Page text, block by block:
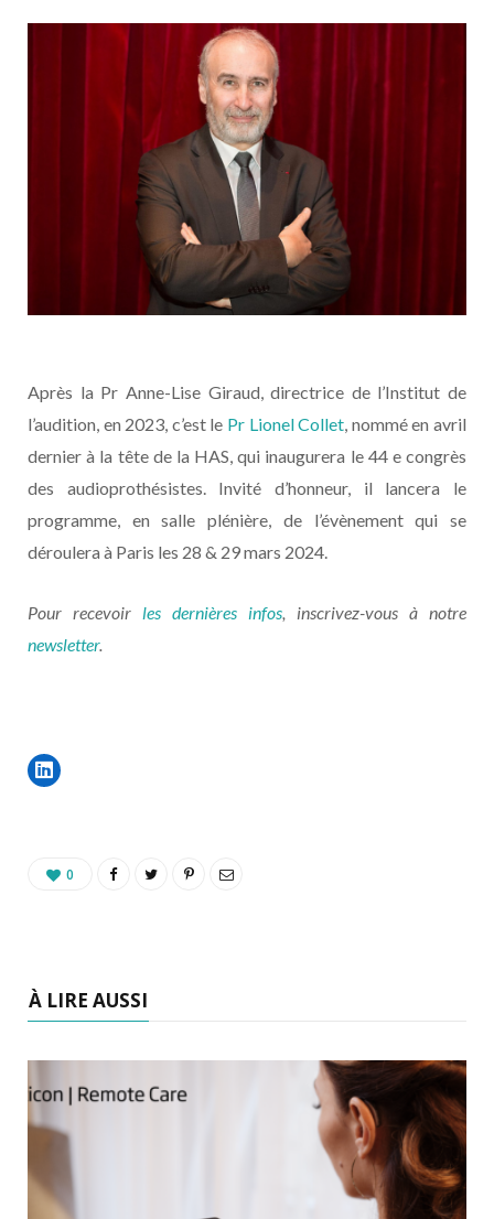
Après la Pr Anne-Lise Giraud, directrice de l’Institut de
l’audition, en 2023, c’est le Pr Lionel Collet, nommé en avril
dernier à la tête de la HAS, qui inaugurera le 44 e congrès
des audioprothésistes. Invité d’honneur, il lancera le
programme, en salle plénière, de l’évènement qui se
déroulera à Paris les 28 & 29 mars 2024.
Pour recevoir les dernières infos, inscrivez-vous à notre
newsletter.
0
À LIRE AUSSI